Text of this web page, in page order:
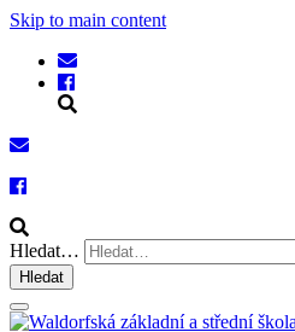
Skip to main content
Hledat…
Hledat